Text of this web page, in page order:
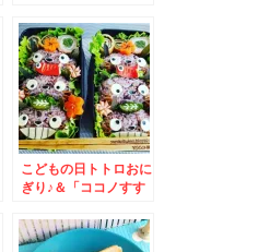
米にぎり♪＆私お勧め
のご飯が進むおかずレ
シピ
こどもの日トトロおに
ぎり♪＆「ココノすす
小樽「なると屋」さん
のテイクアウト店「チ